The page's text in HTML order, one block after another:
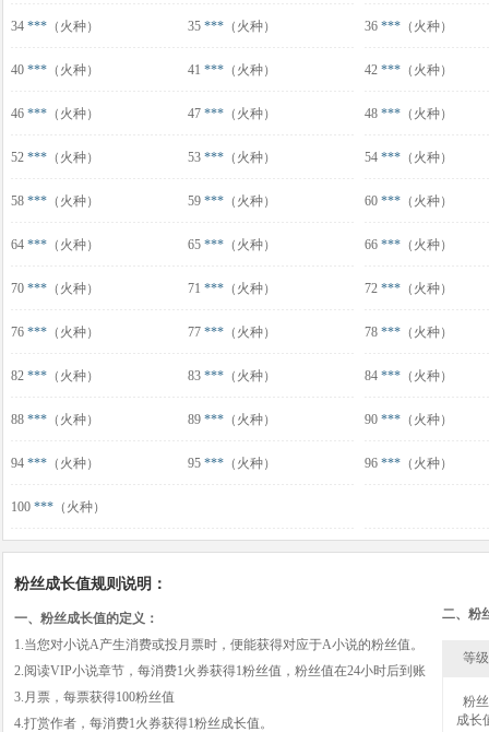
34 *** （火种） 35 *** （火种） 36 *** （火种）
40 *** （火种） 41 *** （火种） 42 *** （火种）
46 *** （火种） 47 *** （火种） 48 *** （火种）
52 *** （火种） 53 *** （火种） 54 *** （火种）
58 *** （火种） 59 *** （火种） 60 *** （火种）
64 *** （火种） 65 *** （火种） 66 *** （火种）
70 *** （火种） 71 *** （火种） 72 *** （火种）
76 *** （火种） 77 *** （火种） 78 *** （火种）
82 *** （火种） 83 *** （火种） 84 *** （火种）
88 *** （火种） 89 *** （火种） 90 *** （火种）
94 *** （火种） 95 *** （火种） 96 *** （火种）
100 *** （火种）
粉丝成长值规则说明：
一、粉丝成长值的定义：
1.当您对小说A产生消费或投月票时，便能获得对应于A小说的粉丝值。
2.阅读VIP小说章节，每消费1火券获得1粉丝值，粉丝值在24小时后到账
3.月票，每票获得100粉丝值
4.打赏作者，每消费1火券获得1粉丝成长值。
二、粉
等级
粉丝
成长